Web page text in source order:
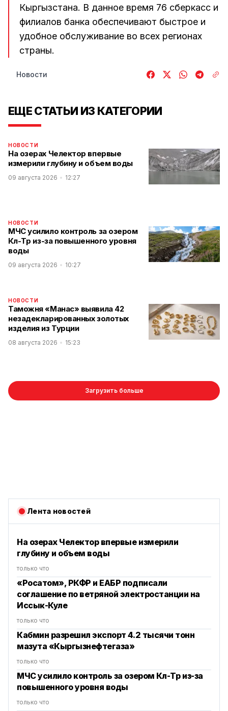
Кыргызстана. В данное время 76 сберкасс и
филиалов банка обеспечивают быстрое и
удобное обслуживание во всех регионах
страны.
Новости
ЕЩЕ СТАТЬИ ИЗ КАТЕГОРИИ
НОВОСТИ
На озерах Челектор впервые
измерили глубину и объем воды
09 августа 2026 12:27
НОВОСТИ
МЧС усилило контроль за озером
Көл-Төр из-за повышенного уровня
воды
09 августа 2026 10:27
НОВОСТИ
Таможня «Манас» выявила 42
незадекларированных золотых
изделия из Турции
08 августа 2026 15:23
Загрузить больше
Лента новостей
На озерах Челектор впервые измерили
глубину и объем воды
только что
«Росатом», РКФР и ЕАБР подписали
соглашение по ветряной электростанции на
Иссык-Куле
только что
Кабмин разрешил экспорт 4.2 тысячи тонн
мазута «Кыргызнефтегаза»
только что
МЧС усилило контроль за озером Көл-Төр из-за
повышенного уровня воды
только что